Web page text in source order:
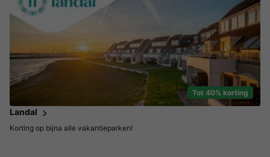
Tot 40% korting
Landal
Korting op bijna alle vakantieparken!